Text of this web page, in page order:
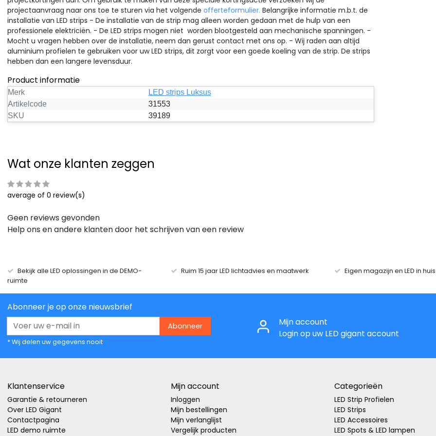
projectaanvraag naar ons toe te sturen via het volgende offerteformulier. Belangrijke informatie m.b.t. de
installatie van LED strips - De installatie van de strip mag alleen worden gedaan met de hulp van een
professionele elektriciën. - De LED strips mogen niet worden blootgesteld aan mechanische spanningen. -
Mocht u vragen hebben over de installatie, neem dan gerust contact met ons op. - Wij raden aan altijd
aluminium profielen te gebruiken voor uw LED strips, dit zorgt voor een goede koeling van de strip. De strips
hebben dan een langere levensduur.
Product informatie
Merk
LED strips Luksus
Artikelcode
31553
SKU
39189
Wat onze klanten zeggen
average of 0 review(s)
Geen reviews gevonden
Help ons en andere klanten door het schrijven van een review
Bekijk alle LED oplossingen in de DEMO-
ruimte
Ruim 15 jaar LED lichtadvies en maatwerk Eigen magazijn en LED in
Abonneer je op onze nieuwsbrief
Abonneer
* Wij delen uw gegevens nooit
Mijn account
Login op uw LED gigant account
Klantenservice
Garantie & retourneren
Over LED Gigant
Contactpagina
LED demo ruimte
Mijn account
Inloggen
Mijn bestellingen
Mijn verlanglijst
Vergelijk producten
Categorieën
LED Strip Profielen
LED Strips
LED Accessoires
LED Spots & LED lampen